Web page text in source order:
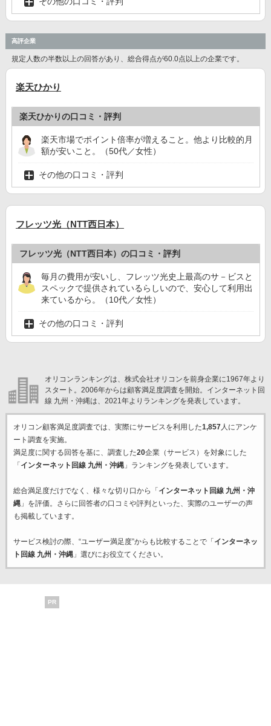
高評企業
規定人数の半数以上の回答があり、総合得点が60.0点以上の企業です。
楽天ひかり
楽天ひかりの口コミ・評判
楽天市場でポイント倍率が増えること。他より比較的月
額が安いこと。（50代／女性）
その他の口コミ・評判
フレッツ光（NTT西日本）
フレッツ光（NTT西日本）の口コミ・評判
毎月の費用が安いし、フレッツ光史上最高のサ－ビスと
スペックで提供されているらしいので、安心して利用出
来ているから。（10代／女性）
その他の口コミ・評判
オリコンランキングは、株式会社オリコンを前身企業に1967年より
スタート。2006年からは顧客満足度調査を開始。インターネット回
線 九州・沖縄は、2021年よりランキングを発表しています。
オリコン顧客満足度調査では、実際にサービスを利用した1,857人にアンケ
ート調査を実施。
満足度に関する回答を基に、調査した20企業（サービス）を対象にした
「 インターネット回線 九州・沖縄」ランキングを発表しています。
総合満足度だけでなく、様々な切り口から「 インターネット回線 九州・沖
縄」を評価。さらに回答者の口コミや評判といった、実際のユーザーの声
も掲載しています。
サービス検討の際、“ユーザー満足度”からも比較することで「 インターネッ
ト回線 九州・沖縄」選びにお役立てください。
PR